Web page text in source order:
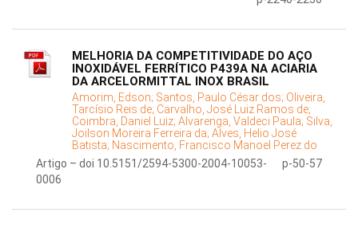
MELHORIA DA COMPETITIVIDADE DO AÇO
INOXIDÁVEL FERRÍTICO P439A NA ACIARIA
DA ARCELORMITTAL INOX BRASIL
Amorim, Edson; Santos, Paulo César dos; Oliveira,
Tarcísio Reis de; Carvalho, José Luiz Ramos de;
Coimbra, Daniel Luiz; Alvarenga, Valdeci Paula; Silva,
Joilson Moreira Ferreira da; Alves, Helio José
Batista; Nascimento, Francisco Manoel Perez do
Artigo – doi 10.5151/2594-5300-2004-10053-
0006
p-50-57